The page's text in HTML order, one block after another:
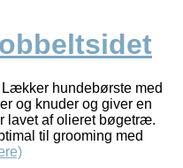
hundebørste med
og knuder og giver en
lavet af olieret bøgetræ.
til grooming med